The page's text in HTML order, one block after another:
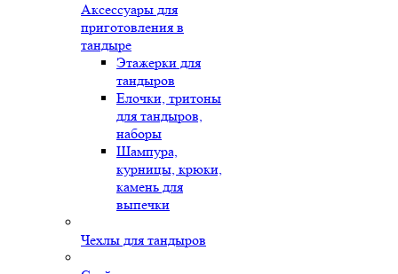
Аксессуары для
приготовления в
тандыре
Этажерки для
тандыров
Елочки, тритоны
для тандыров,
наборы
Шампура,
курницы, крюки,
камень для
выпечки
Чехлы для тандыров